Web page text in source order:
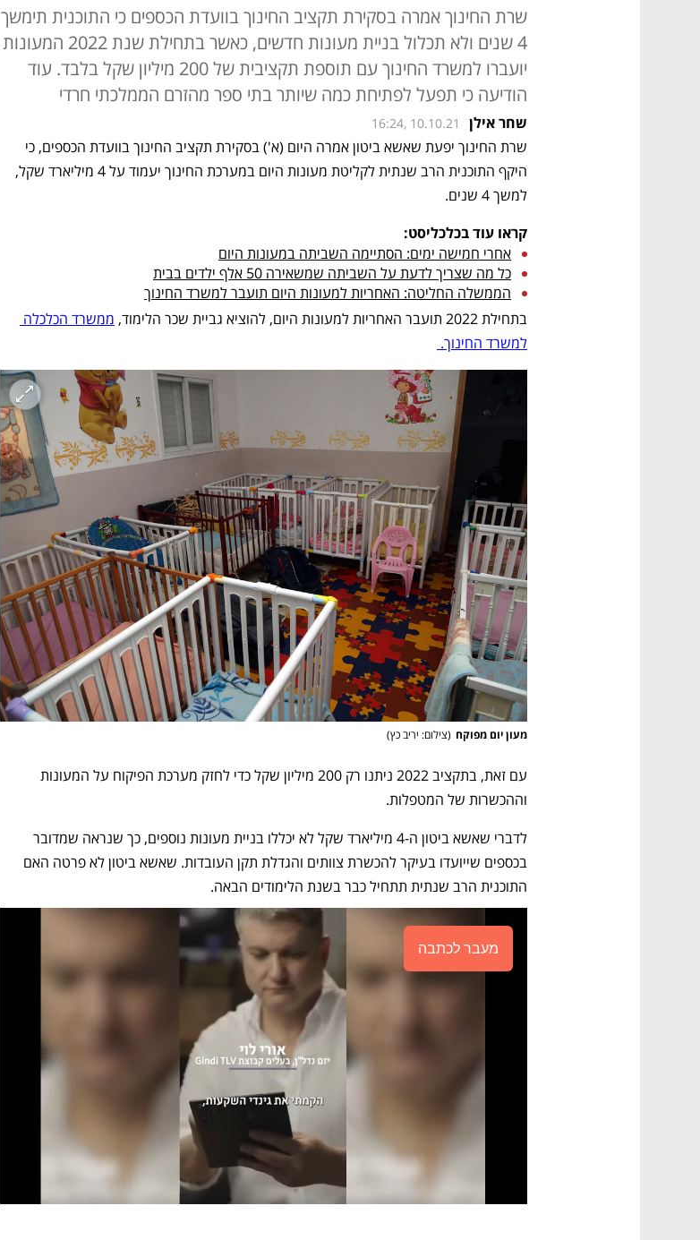
שרת החינוך אמרה בסקירת תקציב החינוך בוועדת הכספים כי התוכנית תימשך
4 שנים ולא תכלול בניית מעונות חדשים, כאשר בתחילת שנת 2022 המעונות
יועברו למשרד החינוך עם תוספת תקציבית של 200 מיליון שקל בלבד. עוד
הודיעה כי תפעל לפתיחת כמה שיותר בתי ספר מהזרם הממלכתי חרדי
שחר אילן 16:24, 10.10.21
למשך 4 שנים.
קראו עוד בכלכליסט:
אחרי חמישה ימים: הסתיימה השביתה במעונות היום
כל מה שצריך לדעת על השביתה שמשאירה 50 אלף ילדים בבית
הממשלה החליטה: האחריות למעונות היום תועבר למשרד החינוך
בתחילת 2022 תועבר האחריות למעונות היום, להוציא גביית שכר הלימוד,
למשרד החינוך.
מעון יום מפוקח (צילום: יריב כץ)
וההכשרות של המטפלות.
התוכנית הרב שנתית תתחיל כבר בשנת הלימודים הבאה.
מעבר לכתבה